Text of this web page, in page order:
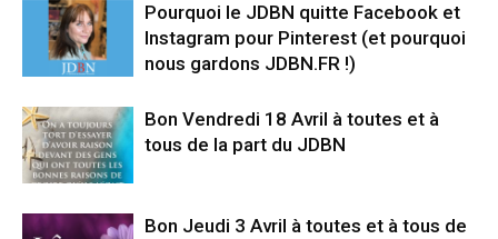
Pourquoi le JDBN quitte Facebook et
Instagram pour Pinterest (et pourquoi
nous gardons JDBN.FR !)
Bon Vendredi 18 Avril à toutes et à
tous de la part du JDBN
Bon Jeudi 3 Avril à toutes et à tous de